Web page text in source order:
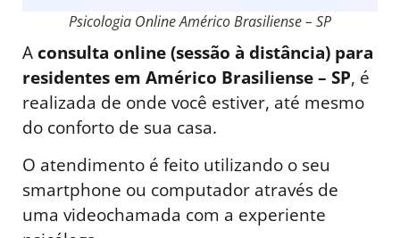
Psicologia Online Américo Brasiliense – SP
Aconsulta online (sessão à distância) para
residentes em Américo Brasiliense – SP, é
realizada de onde você estiver, até mesmo
do conforto de sua casa.
O atendimento é feito utilizando o seu
smartphone ou computador através de
uma videochamada com a experiente